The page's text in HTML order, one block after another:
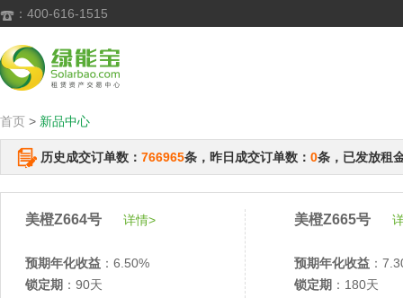
 ：400-616-1515
首页 > 新品中心
历史成交订单数： 766965条，昨日成交订单数： 0条，已发放租
美橙Z664号 详情>
预期年化收益 ：6.50%
锁定期 ：90天
美橙Z665号
预期年化收益 ：
锁定期 ：180天